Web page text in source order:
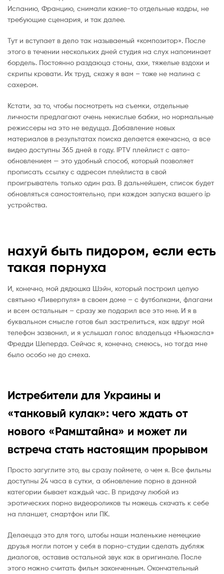
Испанию, Францию, снимали какие-то отдельные кадры, не
требующие сценария, и так далее.
Тут и вступает в дело так называемый «композитор». После
этого в течении нескольких дней студия на слух напоминает
бордель. Постоянно раздаюца стоны, ахи, тяжелые вздохи и
скрипы кровати. Их труд, скажу я вам – тоже не малина с
сахером.
Кстати, за то, чтобы посмотреть на съемки, отдельные
личности предлагают очень некислые бабки, но нормальные
режиссеры на это не ведуцца. Добавление новых
материалов в результатах поиска делается ежечасно, а все
видео доступны 365 дней в году. IPTV плейлист с авто-
обновлением — это удобный способ, который позволяет
прописать ссылку с адресом плейлиста в свой
проигрыватель только один раз. В дальнейшем, список будет
обновляться самостоятельно, при каждом запуска вашего ip
устройства.
нахуй быть пидором, если есть
такая порнуха
И, конечно, мой дядюшка Шэйн, который построил целую
святыню «Ливерпуля» в своем доме – с футболками, флагами
и всем остальным – сразу же подарил все это мне. И я в
буквальном смысле готов был застрелиться, как вдруг мой
телефон зазвонил, и я услышал голос владельца «Ньюкасла»
Фредди Шеперда. Сейчас я, конечно, смеюсь, но тогда мне
было особо не до смеха.
Истребители для Украины и
«танковый кулак»: чего ждать от
нового «Рамштайна» и может ли
встреча стать настоящим прорывом
Просто загуглите это, вы сразу поймете, о чем я. Все фильмы
доступны 24 часа в сутки, а обновление порно в данной
категории бывает каждый час. В придачу любой из
эротических порно видеороликов ты можешь скачать к себе
на планшет, смартфон или ПК.
Делаецца это для того, штобы наши маленькие немецкие
друзья могли потом у себя в порно-студии сделать дубляж
диалогов, оставив остальной звук как в оригинале. После
этого можно считать фильм законченным. Окончательный